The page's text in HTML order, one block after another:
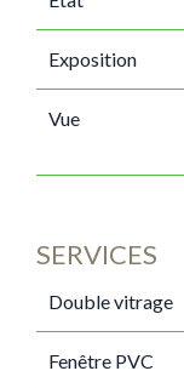
Exposition
Vue
SERVICES
Double vitrage
Fenêtre PVC